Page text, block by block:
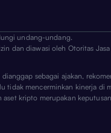
undang-undang.
dan diawasi oleh Otoritas
sebagai ajakan,
mencerminkan kinerja di
kripto merupakan